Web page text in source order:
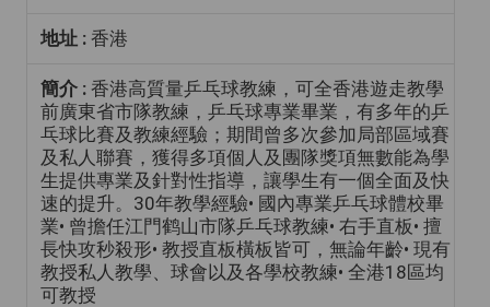
地址 : 香港
簡介 : 香港高質量乒乓球教練，可全香港遊走教學
前廣東省市隊教練，乒乓球專業畢業，有多年的乒
乓球比賽及教練經驗；期間曾多次參加局部區域賽
及私人聯賽，獲得多項個人及團隊獎項無數能為學
生提供專業及針對性指導，讓學生有一個全面及快
速的提升。30年教學經驗• 國內專業乒乓球體校畢
業• 曾擔任江門鹤山市隊乒乓球教練• 右手直板• 擅
長快攻秒殺形• 教授直板橫板皆可，無論年齡• 現有
教授私人教學、球會以及各學校教練• 全港18區均
可教授